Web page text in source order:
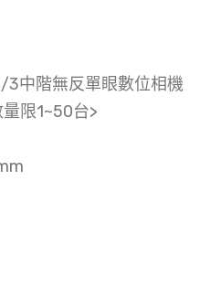
中階無反單眼數位相機
限1~50台>